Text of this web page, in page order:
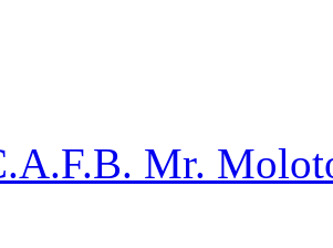
Mr.